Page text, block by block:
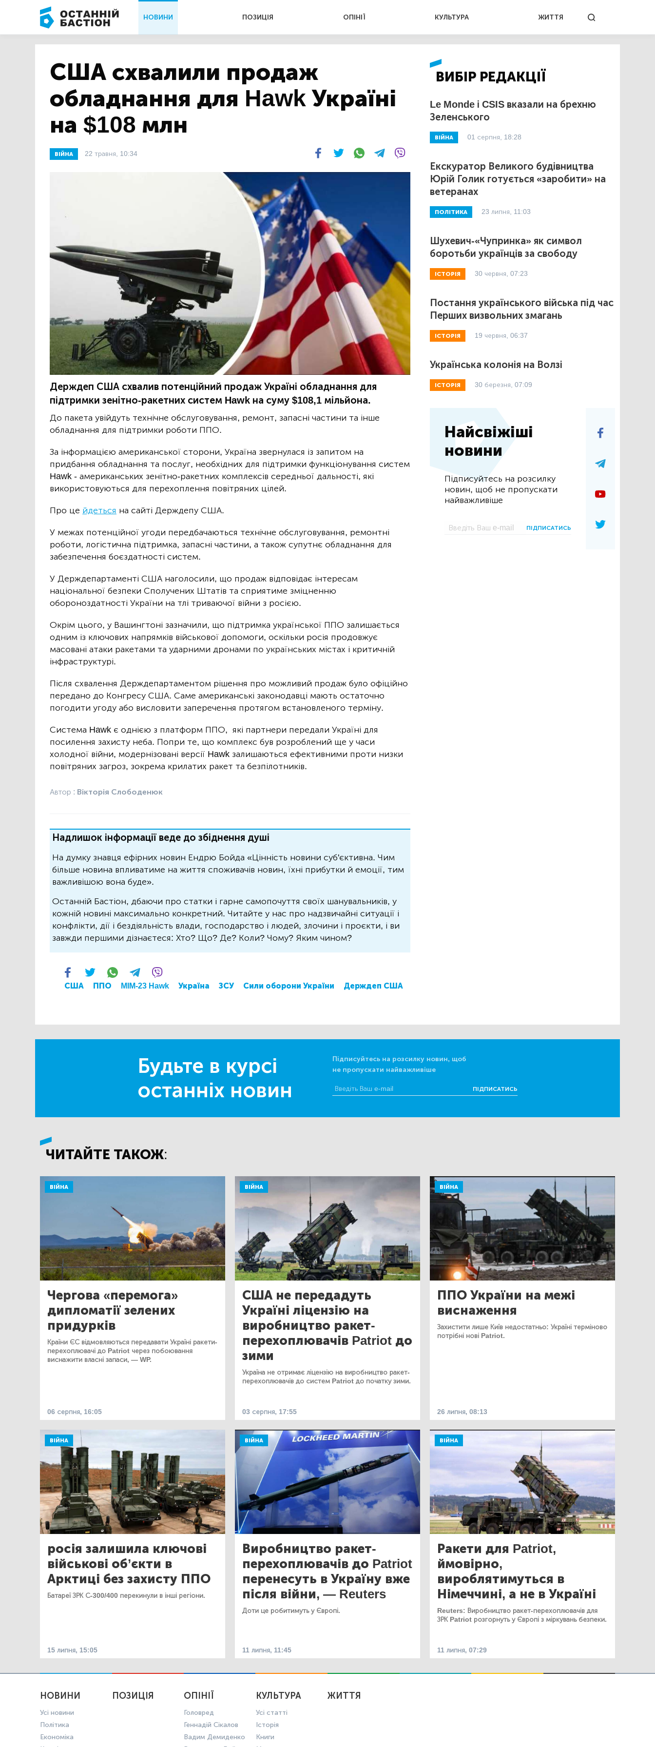
НОВИНИ ПОЗИЦІЯ ОПІНІЇ КУЛЬТУРА ЖИТТЯ
США схвалили продаж
обладнання для Hawk Україні
на $108 млн
ВІЙНА 22 травня, 10:34
Держдеп США схвалив потенційний продаж Україні обладнання для
підтримки зенітно-ракетних систем Hawk на суму $108,1 мільйона.
До пакета увійдуть технічне обслуговування, ремонт, запасні частини та інше
обладнання для підтримки роботи ППО.
За інформацією американської сторони, Україна звернулася із запитом на
придбання обладнання та послуг, необхідних для підтримки функціонування систем
Hawk - американських зенітно-ракетних комплексів середньої дальності, які
використовуються для перехоплення повітряних цілей.
Про це йдеться на сайті Держдепу США.
У межах потенційної угоди передбачаються технічне обслуговування, ремонтні
роботи, логістична підтримка, запасні частини, а також супутнє обладнання для
забезпечення боєздатності систем.
У Держдепартаменті США наголосили, що продаж відповідає інтересам
національної безпеки Сполучених Штатів та сприятиме зміцненню
обороноздатності України на тлі триваючої війни з росією.
Окрім цього, у Вашингтоні зазначили, що підтримка української ППО залишається
одним із ключових напрямків військової допомоги, оскільки росія продовжує
масовані атаки ракетами та ударними дронами по українських містах і критичній
інфраструктурі.
Після схвалення Держдепартаментом рішення про можливий продаж було офіційно
передано до Конгресу США. Саме американські законодавці мають остаточно
погодити угоду або висловити заперечення протягом встановленого терміну.
Система Hawk є однією з платформ ППО, які партнери передали Україні для
посилення захисту неба. Попри те, що комплекс був розроблений ще у часи
холодної війни, модернізовані версії Hawk залишаються ефективними проти низки
повітряних загроз, зокрема крилатих ракет та безпілотників.
Автор : Вікторія Слободенюк
Надлишок інформації веде до збіднення душі
На думку знавця ефірних новин Ендрю Бойда «Цінність новини суб'єктивна. Чим
більше новина впливатиме на життя споживачів новин, їхні прибутки й емоції, тим
важливішою вона буде».
Останній Бастіон, дбаючи про статки і гарне самопочуття своїх шанувальників, у
кожній новині максимально конкретний. Читайте у нас про надзвичайні ситуації і
конфлікти, дії і бездіяльність влади, господарство і людей, злочини і проєкти, і ви
завжди першими дізнаєтеся: Хто? Що? Де? Коли? Чому? Яким чином?
США ППО MIM-23 Hawk Україна ЗСУ Сили оборони України Держдеп США
ВИБІР РЕДАКЦІЇ
Le Monde і CSIS вказали на брехню
Зеленського
ВІЙНА 01 серпня, 18:28
Екскуратор Великого будівництва
Юрій Голик готується «заробити» на
ветеранах
ПОЛІТИКА 23 липня, 11:03
Шухевич-«Чупринка» як символ
боротьби українців за свободу
ІСТОРІЯ 30 червня, 07:23
Постання українського війська під час
Перших визвольних змагань
ІСТОРІЯ 19 червня, 06:37
Українська колонія на Волзі
ІСТОРІЯ 30 березня, 07:09
Найсвіжіші
новини
Підписуйтесь на розсилку
новин, щоб не пропускати
найважливіше
ПІДПИСАТИСЬ
Будьте в курсі
останніх новин
Підписуйтесь на розсилку новин, щоб
не пропускати найважливіше
ПІДПИСАТИСЬ
ЧИТАЙТЕ ТАКОЖ:
ВІЙНА
Чергова «перемога»
дипломатії зелених
придурків
Країни ЄС відмовляються передавати Україні ракети-
перехоплювачі до Patriot через побоювання
виснажити власні запаси, — WP.
06 серпня, 16:05
ВІЙНА
США не передадуть
Україні ліцензію на
виробництво ракет-
перехоплювачів Patriot до
зими
Україна не отримає ліцензію на виробництво ракет-
перехоплювачів до систем Patriot до початку зими.
03 серпня, 17:55
ВІЙНА
ППО України на межі
виснаження
Захистити лише Київ недостатньо: Україні терміново
потрібні нові Patriot.
26 липня, 08:13
ВІЙНА
росія залишила ключові
військові об’єкти в
Арктиці без захисту ППО
Батареї ЗРК С-300/400 перекинули в інші регіони.
15 липня, 15:05
ВІЙНА
Виробництво ракет-
перехоплювачів до Patriot
перенесуть в Україну вже
після війни, — Reuters
Доти це робитимуть у Європі.
11 липня, 11:45
ВІЙНА
Ракети для Patriot,
ймовірно,
вироблятимуться в
Німеччині, а не в Україні
Reuters: Виробництво ракет-перехоплювачів для
ЗРК Patriot розгорнуть у Європі з міркувань безпеки.
11 липня, 07:29
НОВИНИ
Усі новини
Політика
Економіка
ПОЗИЦІЯ ОПІНІЇ
Головред
Геннадій Сікалов
Вадим Демиденко
КУЛЬТУРА
Усі статті
Історія
Книги
ЖИТТЯ